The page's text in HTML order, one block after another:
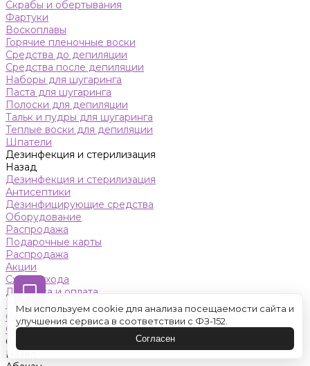
Скрабы и обертывания
Фартуки
Воскоплавы
Горячие пленочные воски
Средства до депиляции
Средства после депиляции
Наборы для шугаринга
Паста для шугаринга
Полоски для депиляции
Тальк и пудры для шугаринга
Теплые воски для депиляции
Шпатели
Дезинфекция и стерилизация
Назад
Дезинфекция и стерилизация
Антисептики
Дезинфицирующие средства
Оборудование
Распродажа
Подарочные карты
Распродажа
Акции
Схемы ухода
Доставка и оплата
Контакты
Обучение
Салон красоты
Оренбург
Назад
Мы используем cookie для анализа посещаемости сайта и
улучшения сервиса в соответствии с ФЗ-152.
Согласен